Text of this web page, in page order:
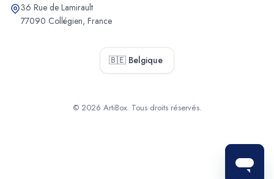
36 Rue de Lamirault
77090 Collégien, France
🇧🇪 Belgique
© 2026 ArtiBox. Tous droits réservés.